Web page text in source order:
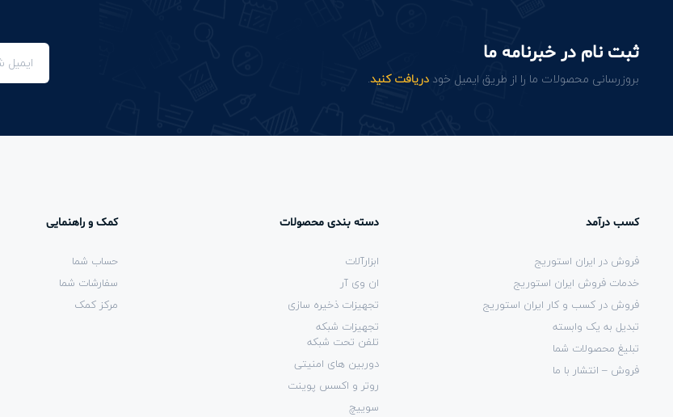
ثبت نام در خبرنامه ما
بروزرسانی محصولات ما را از طریق ایمیل خود دریافت کنید.
کسب درآمد
فروش در ایران استوریج
خدمات فروش ایران استوریج
فروش در کسب و کار ایران استوریج
تبدیل به یک وابسته
تبلیغ محصولات شما
فروش – انتشار با ما
دسته بندی محصولات
ابزارآلات
ان وی آر
تجهیزات ذخیره سازی
تجهیزات شبکه
تلفن تحت شبکه
دوربین های امنیتی
روتر و اکسس پوینت
سوییچ
کمک و راهنمایی
حساب شما
سفارشات شما
مرکز کمک